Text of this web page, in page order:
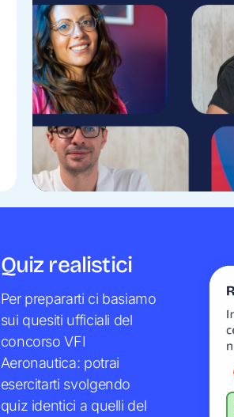
Quiz realistici
Per prepararti ci basiamo
sui quesiti ufficiali del
concorso VFI
Aeronautica: potrai
esercitarti svolgendo
quiz identici a quelli del